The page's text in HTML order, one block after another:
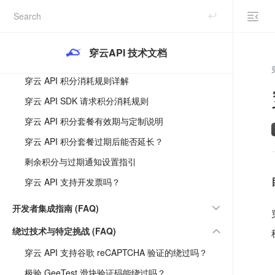
穿云API 技术文档
产品入门与能力边界 (FAQ)
穿云 API 是如何收费和购买套餐的？
穿云 API 积分消耗规则详解
穿云 API SDK 请求积分消耗规则
穿云 API 积分套餐有效期与定制说明
穿云 API 积分套餐过期后能否延长？
剩余积分与过期通知设置指引
穿云 API 支持开发票吗？
开发者集成指南 (FAQ)
绕过技术与特定挑战 (FAQ)
穿云 API 支持谷歌 reCAPTCHA 验证的绕过吗？
极验 GeeTest 滑块验证码能绕过吗？